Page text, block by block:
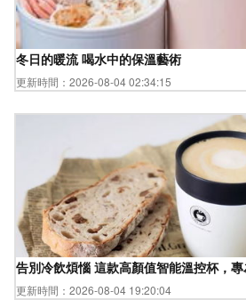
冬日的暖流 喝水中的保溫藝術
更新時間：2026-08-04 02:34:15
告別冷飲煩惱 這款高顏值智能溫控杯，
更新時間：2026-08-04 19:20:04